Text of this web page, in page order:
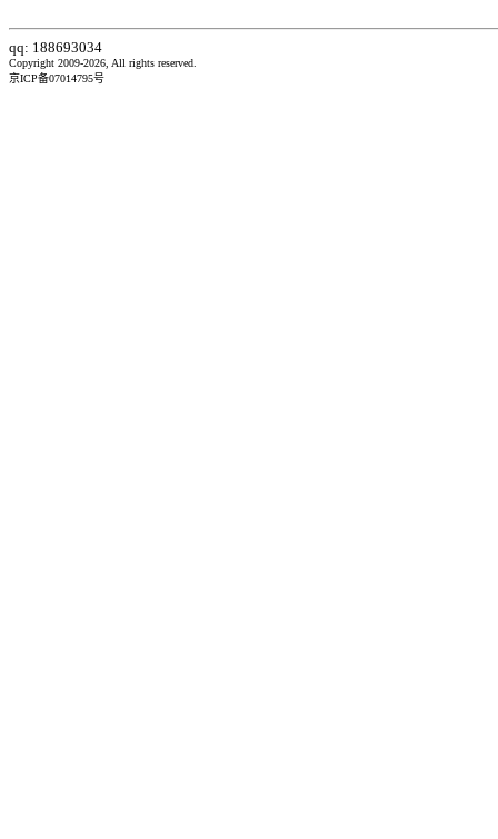
qq: 188693034
Copyright 2009-2026, All rights reserved.
京ICP备07014795号